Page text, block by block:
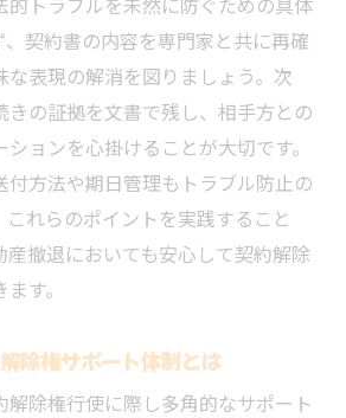
的トラブルを未然に防ぐための具体
契約書の内容を専門家と共に再確
表現の解消を図りましょう。次
きの証拠を文書で残し、相手方との
ョンを心掛けることが大切です。
付方法や期日管理もトラブル防止の
れらのポイントを実践すること
撤退においても安心して契約解除
す。
除権サポート体制とは
除権行使に際し多角的なサポート